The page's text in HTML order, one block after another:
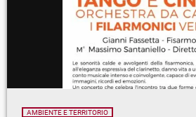
AMBIENTE E TERRITORIO